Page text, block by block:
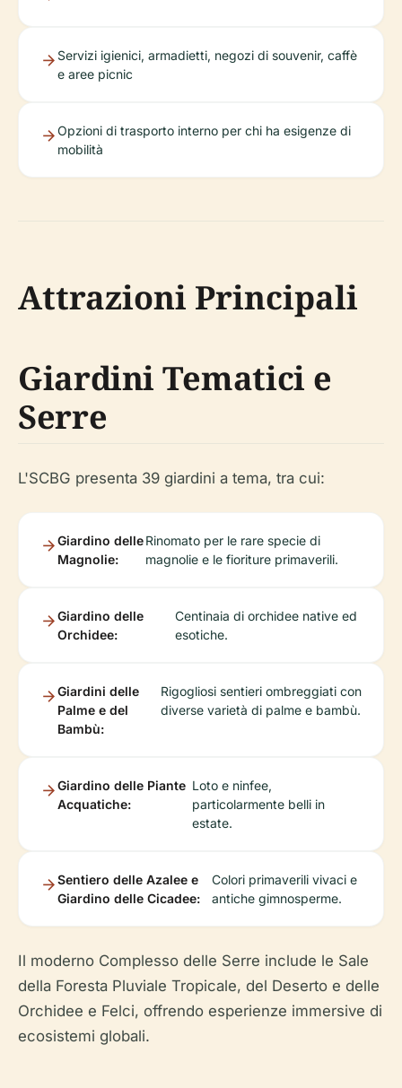
Servizi igienici, armadietti, negozi di souvenir, caffè
e aree picnic
Opzioni di trasporto interno per chi ha esigenze di
mobilità
Attrazioni Principali
Giardini Tematici e
Serre
L'SCBG presenta 39 giardini a tema, tra cui:
Giardino delle
Magnolie:
Rinomato per le rare specie di
magnolie e le fioriture primaverili.
Giardino delle
Orchidee:
Centinaia di orchidee native ed
esotiche.
Giardini delle
Palme e del
Bambù:
Rigogliosi sentieri ombreggiati con
diverse varietà di palme e bambù.
Giardino delle Piante
Acquatiche:
Loto e ninfee,
particolarmente belli in
estate.
Sentiero delle Azalee e
Giardino delle Cicadee:
Colori primaverili vivaci e
antiche gimnosperme.
Il moderno Complesso delle Serre include le Sale
della Foresta Pluviale Tropicale, del Deserto e delle
Orchidee e Felci, offrendo esperienze immersive di
ecosistemi globali.